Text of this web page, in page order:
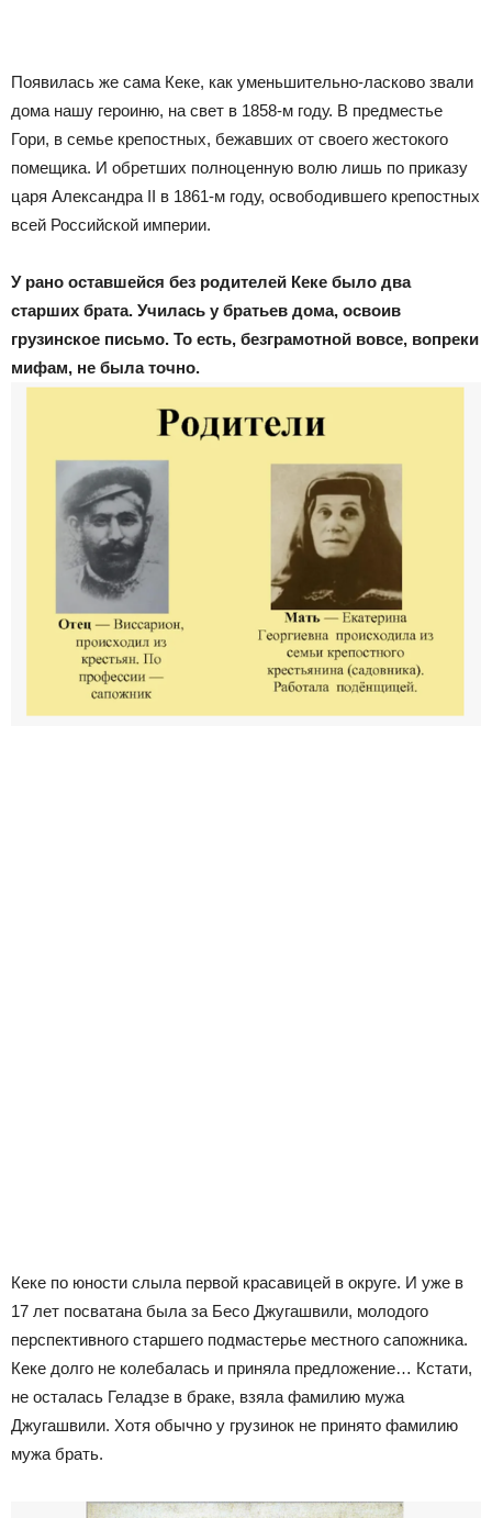
Появилась же сама Кеке, как уменьшительно-ласково звали
дома нашу героиню, на свет в 1858-м году. В предместье
Гори, в семье крепостных, бежавших от своего жестокого
помещика. И обретших полноценную волю лишь по приказу
царя Александра II в 1861-м году, освободившего крепостных
всей Российской империи.
У рано оставшейся без родителей Кеке было два
старших брата. Училась у братьев дома, освоив
грузинское письмо. То есть, безграмотной вовсе, вопреки
мифам, не была точно.
Кеке по юности слыла первой красавицей в округе. И уже в
17 лет посватана была за Бесо Джугашвили, молодого
перспективного старшего подмастерье местного сапожника.
Кеке долго не колебалась и приняла предложение… Кстати,
не осталась Геладзе в браке, взяла фамилию мужа
Джугашвили. Хотя обычно у грузинок не принято фамилию
мужа брать.